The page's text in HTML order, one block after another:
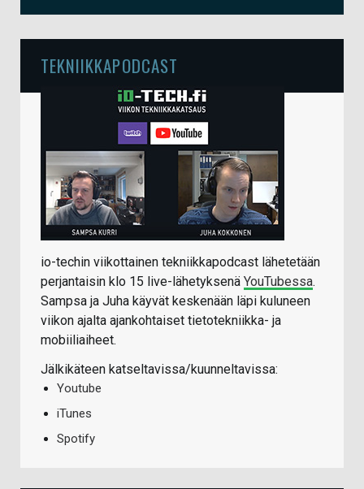
TEKNIIKKAPODCAST
io-techin viikottainen tekniikkapodcast lähetetään
perjantaisin klo 15 live-lähetyksenä YouTubessa.
Sampsa ja Juha käyvät keskenään läpi kuluneen
viikon ajalta ajankohtaiset tietotekniikka- ja
mobiiliaiheet.
Jälkikäteen katseltavissa/kuunneltavissa:
Youtube
iTunes
Spotify